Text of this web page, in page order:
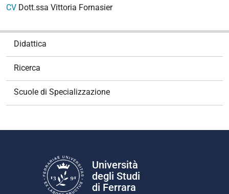
CV Dott.ssa Vittoria Fornasier
Didattica
Ricerca
Scuole di Specializzazione
Università
degli Studi
di Ferrara